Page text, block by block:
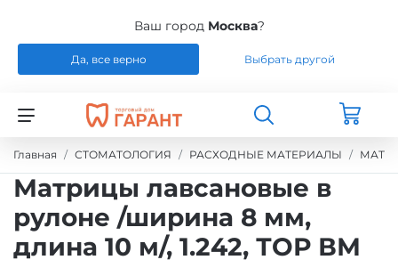
Ваш город Москва?
Да, все верно Выбрать другой
Назад
СТОМАТОЛОГИЯ
Назад
РАСХОДНЫЕ МАТЕРИАЛЫ
ЭНДОДОНТИЧЕСКОЕ ЛЕЧЕНИЕ
ШТИФТЫ СТЕКЛОВОЛОКНО / БЕЗЗОЛЬНЫЕ /
ОБОРУДОВАНИЕ
Назад
ЗУБОТЕХНИЧЕСКАЯ ЛАБОРАТОРИЯ
Назад
РАСХОДНЫЕ МАТЕРИАЛЫ
СИЛИКОНЫ
МАТЕРИАЛЫ И ИНСТРУМЕНТЫ ДЛЯ
Главная СТОМАТОЛОГИЯ РАСХОДНЫЕ МАТЕРИАЛЫ
Матрицы лавсановые в
рулоне /ширина 8 мм,
длина 10 м/, 1.242, ТОР ВМ